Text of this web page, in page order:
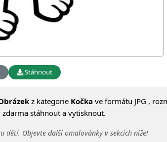
Stáhnout
z kategorie Kočka ve formátu JPG ,
stáhnout a vytisknout.
Objevte další omalovánky v sekcích níže!